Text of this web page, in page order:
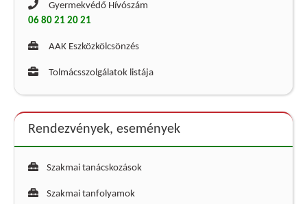
Gyermekvédő Hívószám
06 80 21 20 21
AAK Eszközkölcsönzés
Tolmácsszolgálatok listája
Rendezvények, események
Szakmai tanácskozások
Szakmai tanfolyamok